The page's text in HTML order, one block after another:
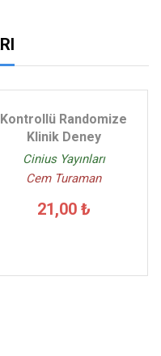
Kontrollü Randomize
Klinik Deney
Cinius Yayınları
Cem Turaman
21,00 ₺